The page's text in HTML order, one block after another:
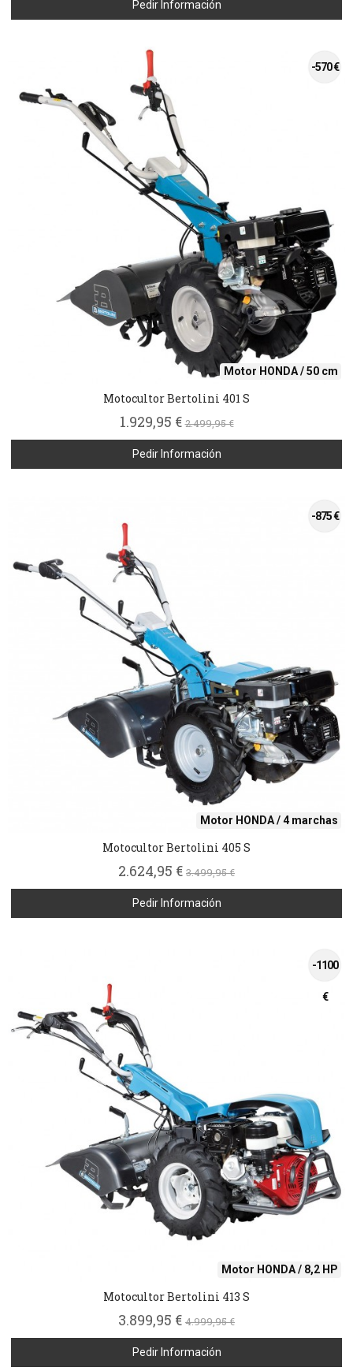
Pedir Información
Motor HONDA / 50 cm
-570 €
Motocultor Bertolini 401 S
1.929,95 €2.499,95 €
Pedir Información
Motor HONDA / 4 marchas
-875 €
Motocultor Bertolini 405 S
2.624,95 € 3.499,95 €
Pedir Información
Motor HONDA / 8,2 HP
-1100
€
Motocultor Bertolini 413 S
3.899,95 € 4.999,95 €
Pedir Información